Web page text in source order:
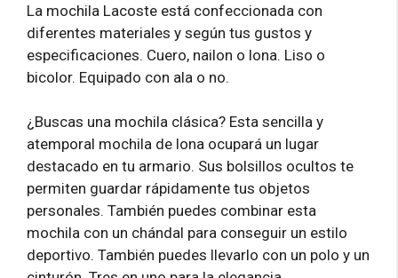
La mochila Lacoste está confeccionada con
diferentes materiales y según tus gustos y
especificaciones. Cuero, nailon o lona. Liso o
bicolor. Equipado con ala o no.
¿Buscas una mochila clásica? Esta sencilla y
atemporal mochila de lona ocupará un lugar
destacado en tu armario. Sus bolsillos ocultos te
permiten guardar rápidamente tus objetos
personales. También puedes combinar esta
mochila con un chándal para conseguir un estilo
deportivo. También puedes llevarlo con un polo y un